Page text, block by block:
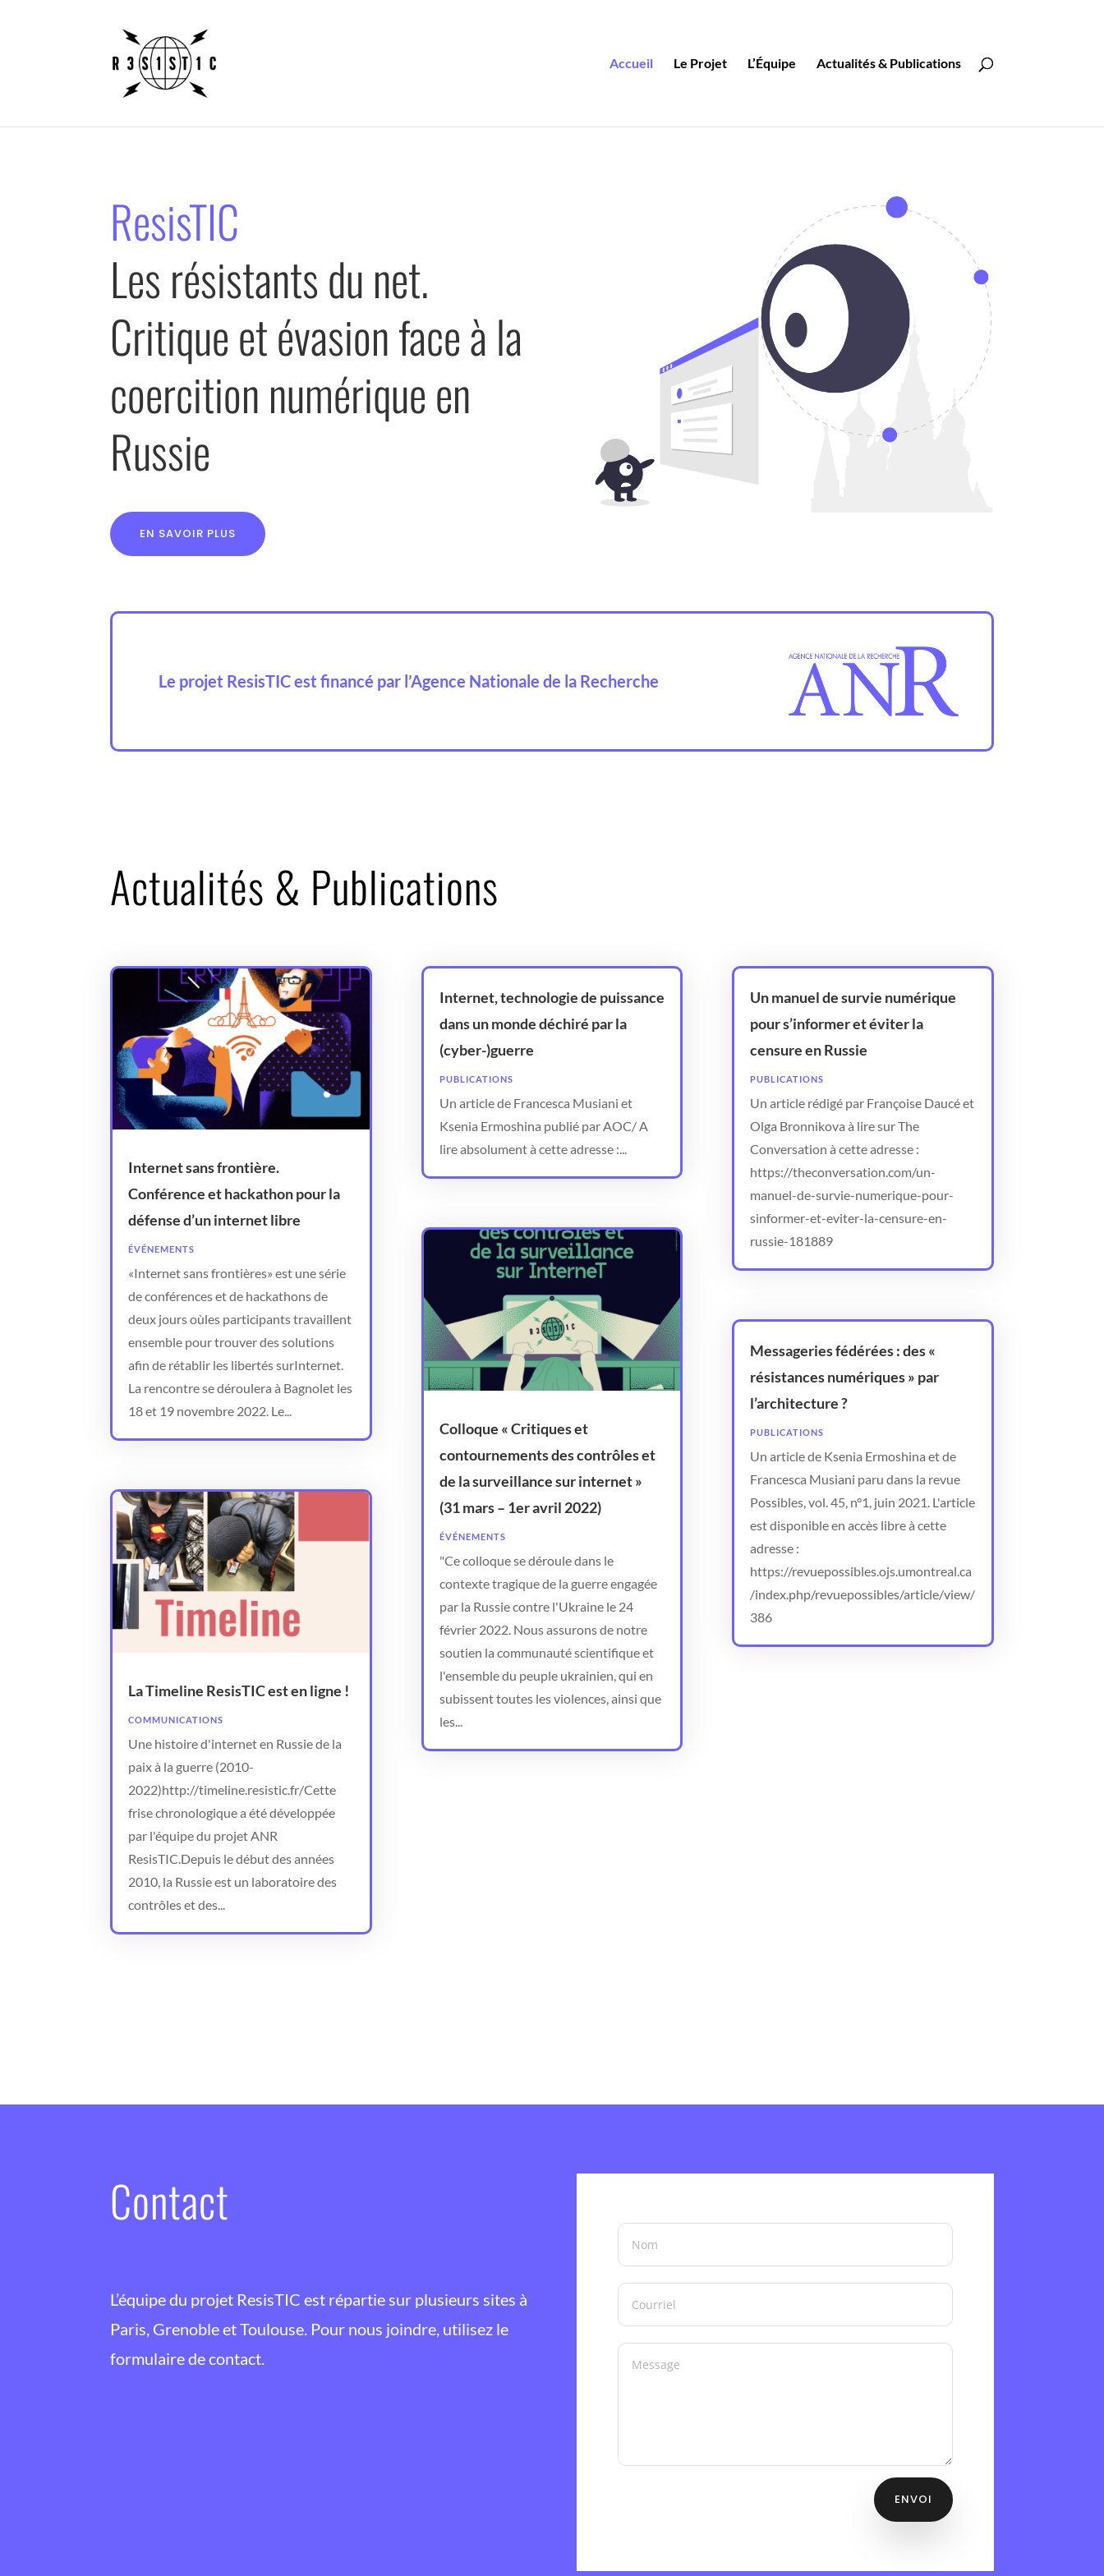
Accueil Le Projet L’Équipe Actualités & Publications
ResisTIC
Les résistants du net.
Critique et évasion face à la
coercition numérique en
Russie
EN SAVOIR PLUS
Le projet ResisTIC est financé par l’Agence Nationale de la Recherche
Actualités & Publications
Internet sans frontière.
Conférence et hackathon pour la
défense d’un internet libre
ÉVÉNEMENTS
«Internet sans frontières» est une série
de conférences et de hackathons de
deux jours oùles participants travaillent
ensemble pour trouver des solutions
afin de rétablir les libertés surInternet.
La rencontre se déroulera à Bagnolet les
18 et 19 novembre 2022. Le...
La Timeline ResisTIC est en ligne !
COMMUNICATIONS
Une histoire d'internet en Russie de la
paix à la guerre (2010-
2022)http://timeline.resistic.fr/Cette
frise chronologique a été développée
par l'équipe du projet ANR
ResisTIC.Depuis le début des années
2010, la Russie est un laboratoire des
contrôles et des...
Internet, technologie de puissance
dans un monde déchiré par la
(cyber-)guerre
PUBLICATIONS
Un article de Francesca Musiani et
Ksenia Ermoshina publié par AOC/ A
lire absolument à cette adresse :...
Colloque « Critiques et
contournements des contrôles et
de la surveillance sur internet »
(31 mars – 1er avril 2022)
ÉVÉNEMENTS
"Ce colloque se déroule dans le
contexte tragique de la guerre engagée
par la Russie contre l'Ukraine le 24
février 2022. Nous assurons de notre
soutien la communauté scientifique et
l'ensemble du peuple ukrainien, qui en
subissent toutes les violences, ainsi que
les...
Un manuel de survie numérique
pour s’informer et éviter la
censure en Russie
PUBLICATIONS
Un article rédigé par Françoise Daucé et
Olga Bronnikova à lire sur The
Conversation à cette adresse :
https://theconversation.com/un-
manuel-de-survie-numerique-pour-
sinformer-et-eviter-la-censure-en-
russie-181889
Messageries fédérées : des «
résistances numériques » par
l’architecture ?
PUBLICATIONS
Un article de Ksenia Ermoshina et de
Francesca Musiani paru dans la revue
Possibles, vol. 45, n°1, juin 2021. L'article
est disponible en accès libre à cette
adresse :
https://revuepossibles.ojs.umontreal.ca
/index.php/revuepossibles/article/view/
386
Contact
L’équipe du projet ResisTIC est répartie sur plusieurs sites à
Paris, Grenoble et Toulouse. Pour nous joindre, utilisez le
formulaire de contact.
ENVOI